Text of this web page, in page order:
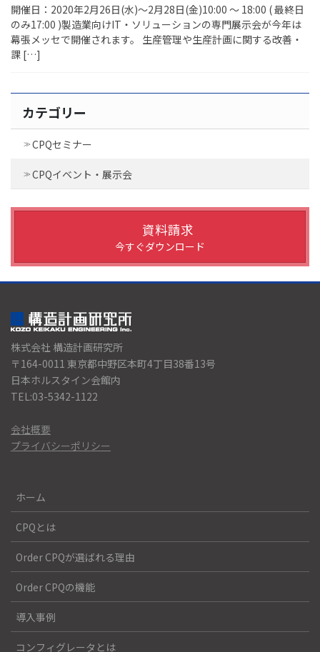
開催日：2020年2月26日(水)～2月28日(金)10:00 ～ 18:00 ( 最終日
のみ17:00 )製造業向けIT・ソリューションの専門展示会が今年は
幕張メッセで開催されます。 生産管理や生産計画に関する改善・
課 […]
カテゴリー
CPQセミナー
CPQイベント・展示会
資料請求
今すぐダウンロード
株式会社 構造計画研究所
〒164-0011 東京都中野区本町4丁目38番13号
日本ホルスタイン会館内
TEL:03-5342-1122
会社概要
プライバシーポリシー
ホーム
CPQとは
Order CPQが選ばれる理由
Order CPQの機能
導入事例
コンフィグレータとは